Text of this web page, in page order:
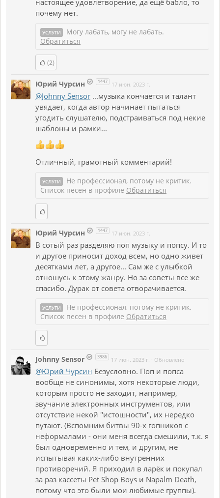
почему нет.
УСЛУГИ
Могу лабать, могу не лабать.
Обратиться
(2)
Юрий Чурсин 1447 17 июн. 2023 г.
@Johnny Sensor ...музыка кончается и талант
увядает, когда автор начинает пытаться
угодить слушателю, подстраиваться под некие
шаблоны и рамки...
Отличный, грамотный комментарий!
УСЛУГИ
Не профессионал, потому не критик.
Список песен в профиле Обратиться
Юрий Чурсин 1447 17 июн. 2023 г.
В сотый раз разделяю поп музыку и попсу. И то
и другое приносит доход всем, но одно живет
десятками лет, а другое... Сам же с улыбкой
отношусь к этому жанру. Но за советы все же
спасибо. Дурак от совета отворачивается.
УСЛУГИ
Не профессионал, потому не критик.
Список песен в профиле Обратиться
Johnny Sensor 3986 17 июн. 2023 г. · Обновлено
@Юрий Чурсин Безусловно. Поп и попса
вообще не синонимы, хотя некоторые люди,
которым просто не заходит, например,
звучание электронных инструментов, или
отсутствие некой "истошности", их нередко
путают. (Вспомним битвы 90-х гопников с
неформалами - они меня всегда смешили, т.к. я
был одновременно и тем, и другим, не
испытывая каких-либо внутренних
противоречий. Я приходил в ларёк и покупал
за раз кассеты Pet Shop Boys и Napalm Death,
потому что это были мои любимые группы).